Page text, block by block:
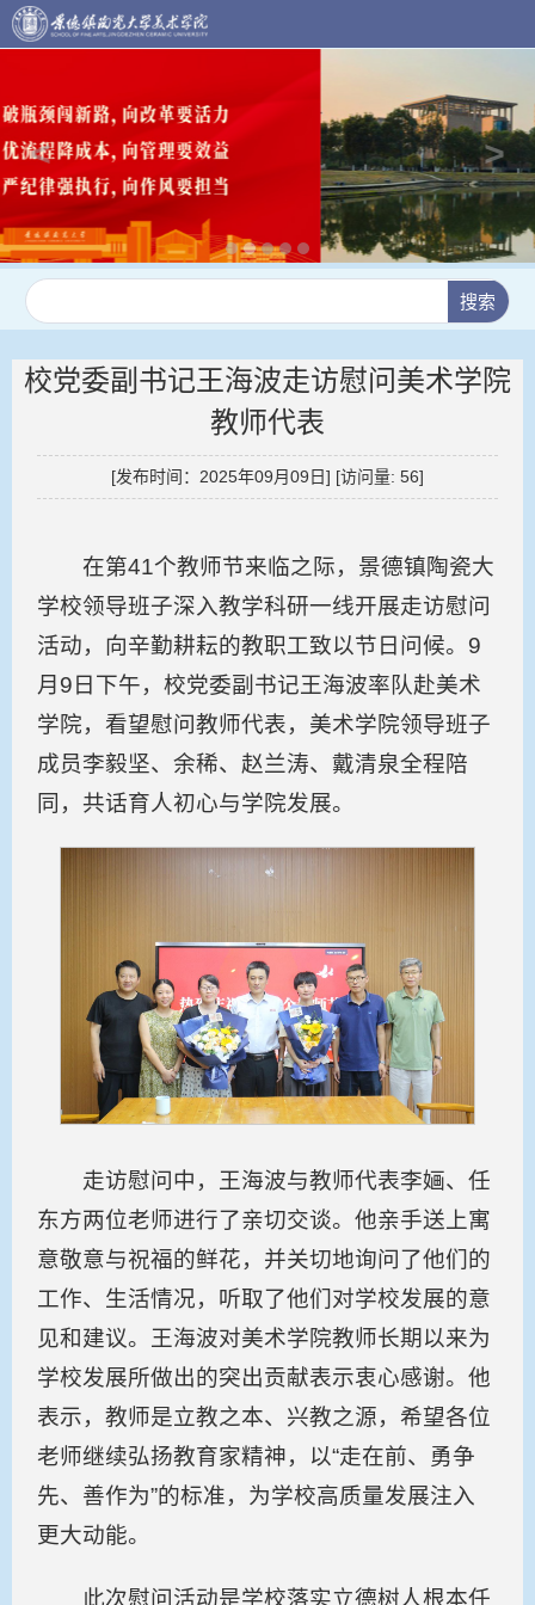
校党委副书记王海波走访慰问美术学院
教师代表
[发布时间：2025年09月09日] [访问量: 56]
在第41个教师节来临之际，景德镇陶瓷大
学校领导班子深入教学科研一线开展走访慰问
活动，向辛勤耕耘的教职工致以节日问候。9
月9日下午，校党委副书记王海波率队赴美术
学院，看望慰问教师代表，美术学院领导班子
成员李毅坚、余稀、赵兰涛、戴清泉全程陪
同，共话育人初心与学院发展。
走访慰问中，王海波与教师代表李婳、任
东方两位老师进行了亲切交谈。他亲手送上寓
意敬意与祝福的鲜花，并关切地询问了他们的
工作、生活情况，听取了他们对学校发展的意
见和建议。王海波对美术学院教师长期以来为
学校发展所做出的突出贡献表示衷心感谢。他
表示，教师是立教之本、兴教之源，希望各位
老师继续弘扬教育家精神，以“走在前、勇争
先、善作为”的标准，为学校高质量发展注入
更大动能。
此次慰问活动是学校落实立德树人根本任